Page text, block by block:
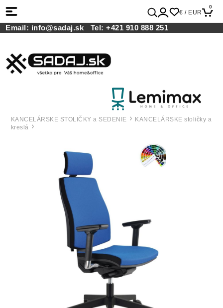
€ / EUR
0
Email: info@sadaj.sk Tel:+421 910 888 251
KANCELÁRSKE STOLIČKY a SEDENIE
KANCELÁRSKE stoličky a
kreslá